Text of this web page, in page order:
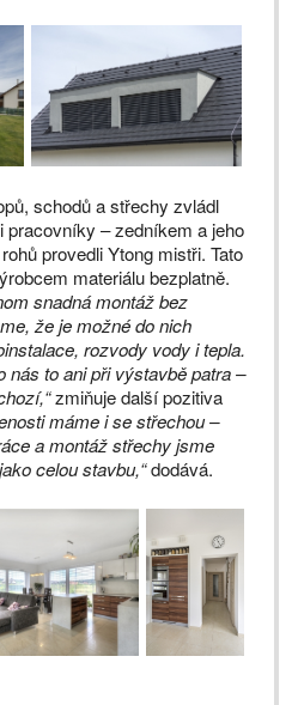
schodů a střechy zvládl
pracovníky – zedníkem a jeho
provedli Ytong mistři. Tato
materiálu bezplatně.
snadná montáž bez
že je možné do nich
rozvody vody i tepla.
nás to ani při výstavbě patra –
zmiňuje další pozitiva
máme i se střechou –
a montáž střechy jsme
celou stavbu,“dodává.